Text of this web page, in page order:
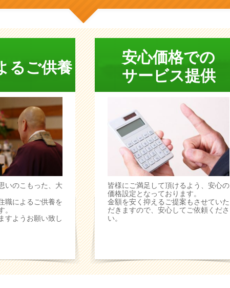
るご供養
いのこもった、大
職によるご供養を
。
すようお願い致し
安心価格での
サービス提供
皆様にご満足して頂けるよう、安心の
価格設定となっております。
金額を安く抑えるご提案もさせていた
だきますので、安心してご依頼くださ
い。